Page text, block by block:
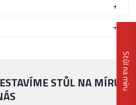
Stůl na míru
STŮL NA MÍRU